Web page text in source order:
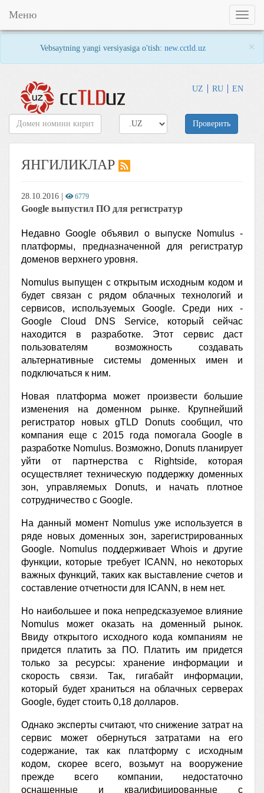
Vebsaytning yangi versiyasiga o'tish: new.cctld.uz ×
UZ RU EN
Toggle
Меню
Проверить
ЯНГИЛИКЛАР
28.10.2016 6779
Google выпустил ПО для регистратур
Недавно Google объявил о выпуске Nomulus -
платформы, предназначенной для регистратур
доменов верхнего уровня.
Nomulus выпущен с открытым исходным кодом и
будет связан с рядом облачных технологий и
сервисов, используемых Google. Среди них -
Google Cloud DNS Service, который сейчас
находится в разработке. Этот сервис даст
пользователям возможность создавать
альтернативные системы доменных имен и
подключаться к ним.
Новая платформа может произвести большие
изменения на доменном рынке. Крупнейший
регистратор новых gTLD Donuts сообщил, что
компания еще с 2015 года помогала Google в
разработке Nomulus. Возможно, Donuts планирует
уйти от партнерства с Rightside, которая
осуществляет техническую поддержку доменных
зон, управляемых Donuts, и начать плотное
сотрудничество c Google.
На данный момент Nomulus уже используется в
ряде новых доменных зон, зарегистрированных
Google. Nomulus поддерживает Whois и другие
функции, которые требует ICANN, но некоторых
важных функций, таких как выставление счетов и
составление отчетности для ICANN, в нем нет.
Но наибольшее и пока непредсказуемое влияние
Nomulus может оказать на доменный рынок.
Ввиду открытого исходного кода компаниям не
придется платить за ПО. Платить им придется
только за ресурсы: хранение информации и
скорость связи. Так, гигабайт информации,
который будет храниться на облачных серверах
Google, будет стоить 0,18 долларов.
Однако эксперты считают, что снижение затрат на
сервис может обернуться затратами на его
содержание, так как платформу с исходным
кодом, скорее всего, возьмут на вооружение
прежде всего компании, недостаточно
оснащенные и квалифицированные с